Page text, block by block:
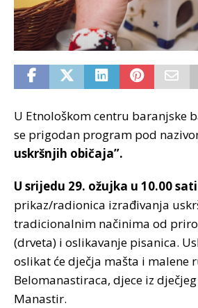
U Etnološkom centru baranjske
se prigodan program pod
uskršnjih običaja”.
U srijedu 29. ožujka u 10.00 sati
prikaz/radionica izrađivanja
tradicionalnim načinima od
(drveta) i oslikavanje pisanica.
oslikat će dječja mašta i malene
Belomanastiraca, djece iz
Manastir.